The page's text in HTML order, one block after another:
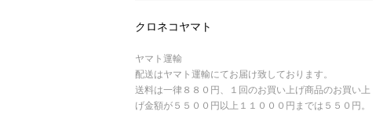
クロネコヤマト
ヤマト運輸
配送はヤマト運輸にてお届け致しております。
送料は一律８８０円、１回のお買い上げ商品のお買い上
げ金額が５５００円以上１１０００円までは５５０円。